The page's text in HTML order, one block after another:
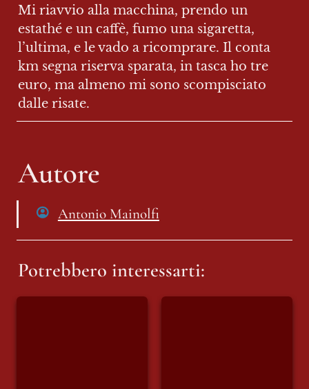
Mi riavvio alla macchina, prendo un
estathé e un caffè, fumo una sigaretta,
l’ultima, e le vado a ricomprare. Il conta
km segna riserva sparata, in tasca ho tre
euro, ma almeno mi sono scompisciato
dalle risate.
Autore
Antonio Mainolfi
Potrebbero interessarti: